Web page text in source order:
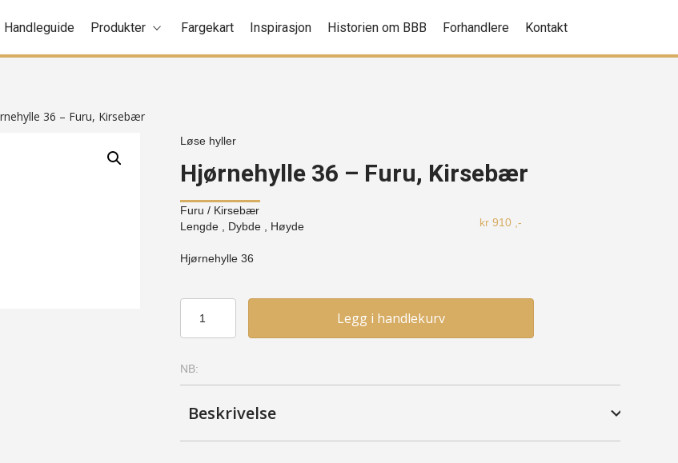
Handleguide Produkter Fargekart Inspirasjon Historien om BBB Forhandlere Kontakt
36 – Furu, Kirsebær
Løse hyller
Hjørnehylle 36 – Furu, Kirsebær
Furu / Kirsebær
Lengde , Dybde , Høyde
kr910 ,-
Hjørnehylle 36
-
Kirsebær
antall
Legg i handlekurv
NB:
Beskrivelse